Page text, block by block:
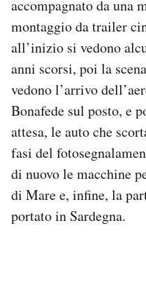
Newsletter
Notifiche mobile
Regala il Post
Hai bisogno di aiuto?
Esci
accompagnato da una
montaggio da trailer
all’inizio si vedono
anni scorsi, poi la
vedono l’arrivo
Bonafede sul posto, e
attesa, le auto che
fasi del
di nuovo le macchine
di Mare e, infine, la
portato in Sardegna.